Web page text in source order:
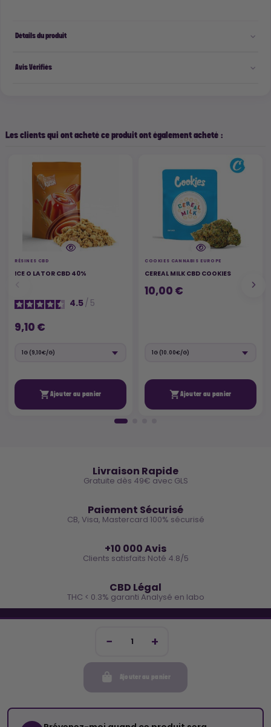
Ajouter au panier
Détails du produit
Avis Vérifiés
Les clients qui ont acheté ce produit ont également acheté :
RÉSINES CBD
ICE O LATOR CBD 40%
4.5/ 5
9,10 €
Ajouter au panier
COOKIES CANNABIS EUROPE
CEREAL MILK CBD COOKIES
10,00 €
Ajouter au panier
Livraison Rapide
Gratuite dès 49€ avec GLS
Paiement Sécurisé
CB, Visa, Mastercard 100% sécurisé
+10 000 Avis
Clients satisfaits Noté 4.8/5
CBD Légal
THC < 0.3% garanti Analysé en labo
Inscris-toi et reçois -10€ sur ta prochaine commande
Cocorikush